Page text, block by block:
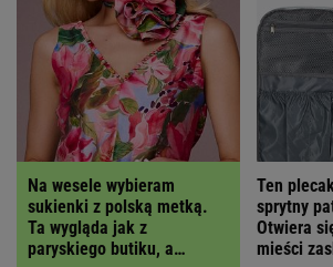
Na wesele wybieram
sukienki z polską metką.
Ta wygląda jak z
paryskiego butiku, a
Ten
sprytny
Otwiera
mieści